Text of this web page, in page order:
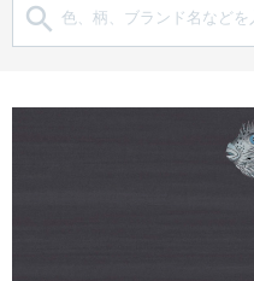
